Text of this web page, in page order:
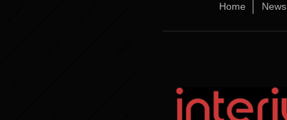
Home News